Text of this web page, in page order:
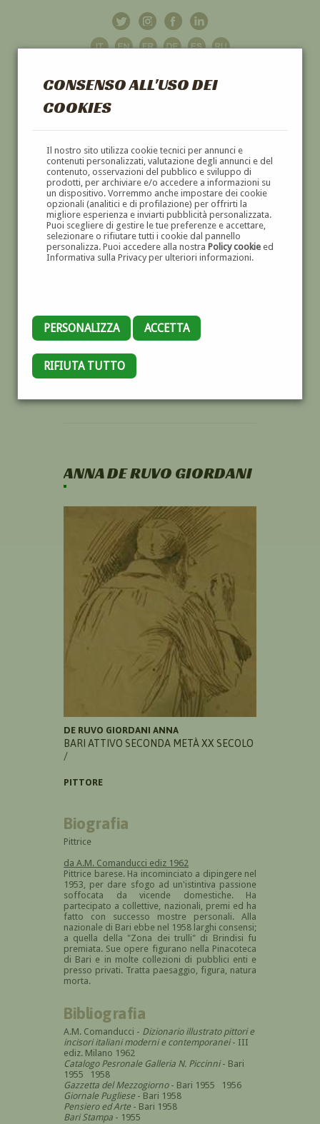
CONSENSO ALL'USO DEI
COOKIES
Il nostro sito utilizza cookie tecnici per annunci e
contenuti personalizzati, valutazione degli annunci e del
contenuto, osservazioni del pubblico e sviluppo di
prodotti, per archiviare e/o accedere a informazioni su
un dispositivo. Vorremmo anche impostare dei cookie
opzionali (analitici e di profilazione) per offrirti la
migliore esperienza e inviarti pubblicità personalizzata.
Puoi scegliere di gestire le tue preferenze e accettare,
selezionare o rifiutare tutti i cookie dal pannello
personalizza. Puoi accedere alla nostra Policy cookieed
Informativa sulla Privacy per ulteriori informazioni.
PERSONALIZZA ACCETTA
RIFIUTA TUTTO
GALLERIAD'ARTE
DIPINTI E SCULTURE '800 E '900
ANNA DE RUVO GIORDANI
DE RUVO GIORDANI ANNA
BARI ATTIVO SECONDA METÀ XX SECOLO
/
PITTORE
Biografia
Pittrice
da A.M. Comanducci ediz 1962
Pittrice barese. Ha incominciato a dipingere nel
1953, per dare sfogo ad un'istintiva passione
soffocata da vicende domestiche. Ha
partecipato a collettive, nazionali, premi ed ha
fatto con successo mostre personali. Alla
nazionale di Bari ebbe nel 1958 larghi consensi;
a quella della "Zona dei trulli" di Brindisi fu
premiata. Sue opere figurano nella Pinacoteca
di Bari e in molte collezioni di pubblici enti e
presso privati. Tratta paesaggio, figura, natura
morta.
Bibliografia
A.M. Comanducci - Dizionario illustrato pittori e
incisori italiani moderni e contemporanei- III
ediz. Milano 1962
Catalogo Pesronale Galleria N. Piccinni- Bari
1955 1958
Gazzetta del Mezzogiorno- Bari 1955 1956
Giornale Pugliese - Bari 1958
Pensiero ed Arte - Bari 1958
Bari Stampa - 1955